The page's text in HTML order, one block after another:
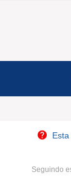
Seguindo